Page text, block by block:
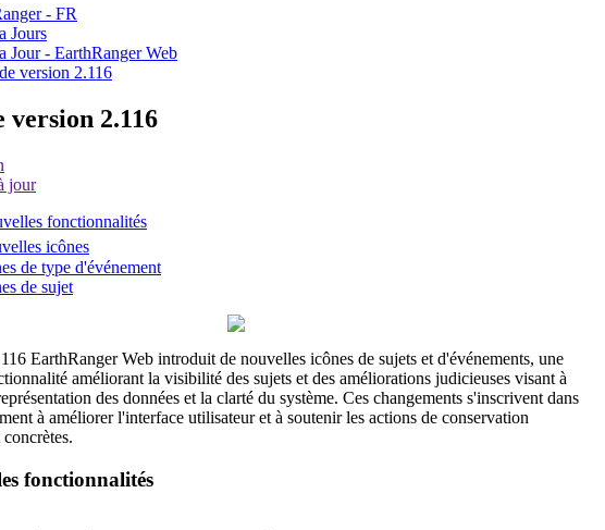
- FR
Jours
Jour - EarthRanger Web
version 2.116
version 2.116
jour
fonctionnalités
icônes
de type d'événement
de sujet
116 EarthRanger Web introduit de nouvelles icônes de sujets et d'événements, une
é améliorant la visibilité des sujets et des améliorations judicieuses visant à
ésentation des données et la clarté du système. Ces changements s'inscrivent dans
à améliorer l'interface utilisateur et à soutenir les actions de conservation
concrètes.
fonctionnalités